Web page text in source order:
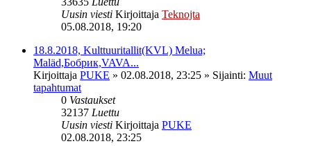
Uusin viesti Kirjoittaja Teknojta
05.08.2018, 19:20
18.8.2018, Kulttuuritallit(KVL) Melua;
Maläd,Бобрик,VAVA...
Kirjoittaja PUKE » 02.08.2018, 23:25 » Sijainti: Muut
tapahtumat
0 Vastaukset
32137 Luettu
Uusin viesti Kirjoittaja PUKE
02.08.2018, 23:25